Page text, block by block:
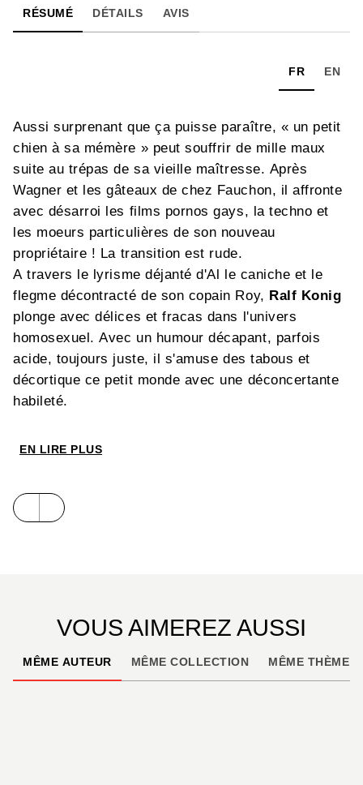
RÉSUMÉ DÉTAILS AVIS
FR EN
Aussi surprenant que ça puisse paraître, « un petit
chien à sa mémère » peut souffrir de mille maux
suite au trépas de sa vieille maîtresse. Après
Wagner et les gâteaux de chez Fauchon, il affronte
avec désarroi les films pornos gays, la techno et
les moeurs particulières de son nouveau
propriétaire ! La transition est rude.
A travers le lyrisme déjanté d'Al le caniche et le
flegme décontracté de son copain Roy, Ralf Konig
plonge avec délices et fracas dans l'univers
homosexuel. Avec un humour décapant, parfois
acide, toujours juste, il s'amuse des tabous et
décortique ce petit monde avec une déconcertante
habileté.
EN LIRE PLUS
VOUS AIMEREZ AUSSI
MÊME AUTEUR MÊME COLLECTION MÊME THÈME